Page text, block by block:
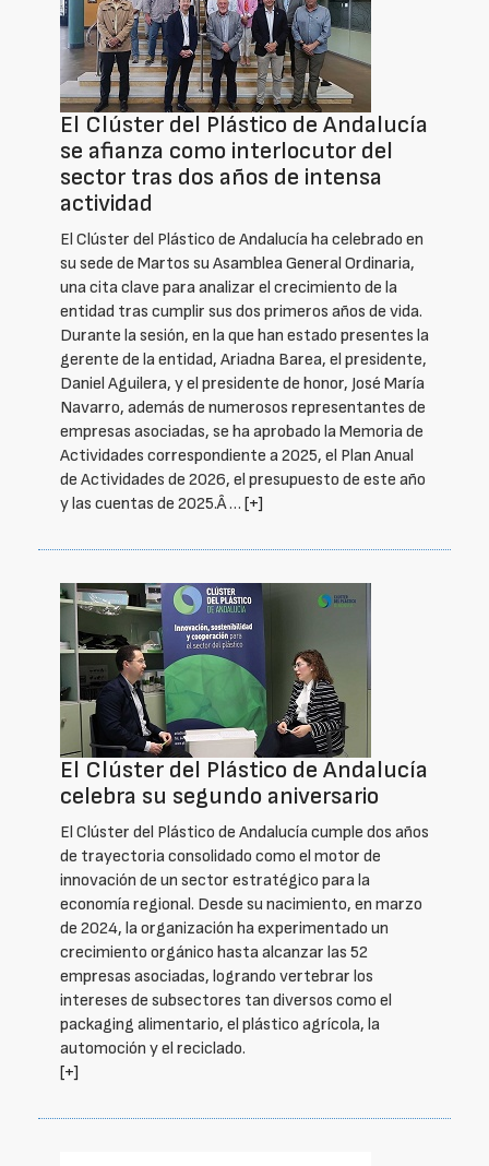
El Clúster del Plástico de Andalucía
se afianza como interlocutor del
sector tras dos años de intensa
actividad
El Clúster del Plástico de Andalucía ha celebrado en
su sede de Martos su Asamblea General Ordinaria,
una cita clave para analizar el crecimiento de la
entidad tras cumplir sus dos primeros años de vida.
Durante la sesión, en la que han estado presentes la
gerente de la entidad, Ariadna Barea, el presidente,
Daniel Aguilera, y el presidente de honor, José María
Navarro, además de numerosos representantes de
empresas asociadas, se ha aprobado la Memoria de
Actividades correspondiente a 2025, el Plan Anual
de Actividades de 2026, el presupuesto de este año
y las cuentas de 2025.Â … [+]
El Clúster del Plástico de Andalucía
celebra su segundo aniversario
El Clúster del Plástico de Andalucía cumple dos años
de trayectoria consolidado como el motor de
innovación de un sector estratégico para la
economía regional. Desde su nacimiento, en marzo
de 2024, la organización ha experimentado un
crecimiento orgánico hasta alcanzar las 52
empresas asociadas, logrando vertebrar los
intereses de subsectores tan diversos como el
packaging alimentario, el plástico agrícola, la
automoción y el reciclado.
[+]